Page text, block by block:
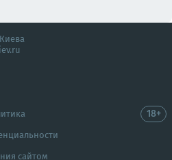
сайтом
18+